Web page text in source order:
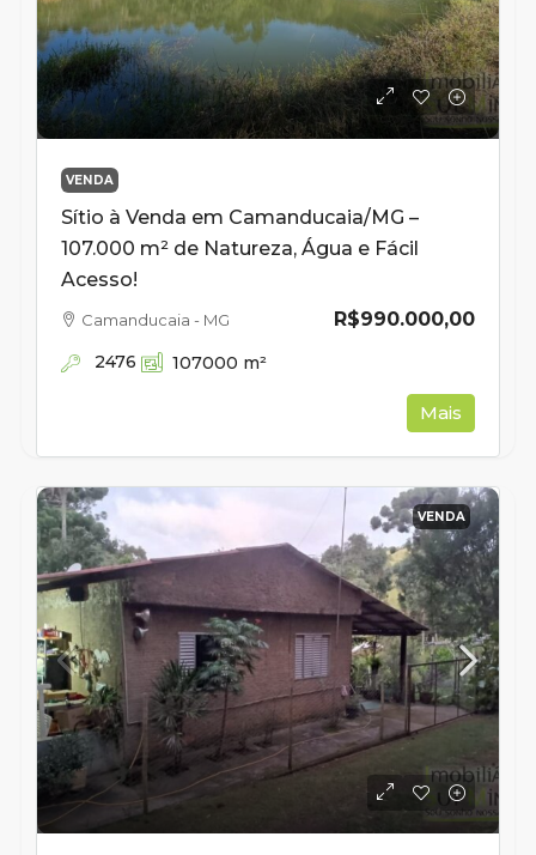
VENDA
Sítio à Venda em Camanducaia/MG –
107.000 m² de Natureza, Água e Fácil
Acesso!
R$990.000,00
Camanducaia - MG
2476 107000 m²
Mais
VENDA